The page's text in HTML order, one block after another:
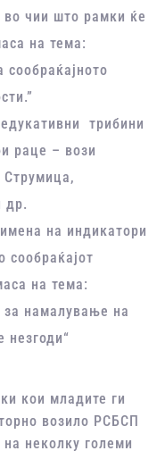
во чии што рамки ќе
на тема:
трибини
раце – вози
Струмица,
др.
на индикатори
сообраќајот
на тема:
за намалување на
незгоди“
кои младите ги
возило РСБСП
неколку големи